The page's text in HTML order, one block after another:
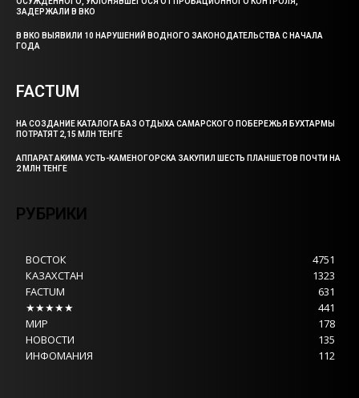
ЗАДЕРЖАЛИ В ВКО
В ВКО ВЫЯВИЛИ 10 НАРУШЕНИЙ ВОДНОГО ЗАКОНОДАТЕЛЬСТВА С НАЧАЛА
ГОДА
FACTUM
НА СОЗДАНИЕ КАТАЛОГА БАЗ ОТДЫХА САМАРСКОГО ПОБЕРЕЖЬЯ БУХТАРМЫ
ПОТРАТЯТ 2,15 МЛН ТЕНГЕ
АППАРАТ АКИМА УСТЬ-КАМЕНОГОРСКА ЗАКУПИЛ ШЕСТЬ ПЛАНШЕТОВ ПОЧТИ НА
2 МЛН ТЕНГЕ
РУБРИКИ
ВОСТОК
4751
КАЗАХСТАН
1323
FACTUM
631
★★★★★
441
МИР
178
НОВОСТИ
135
ИНФОМАНИЯ
112